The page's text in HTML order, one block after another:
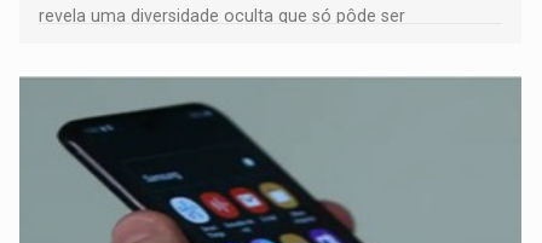
revela uma diversidade oculta que só pôde ser